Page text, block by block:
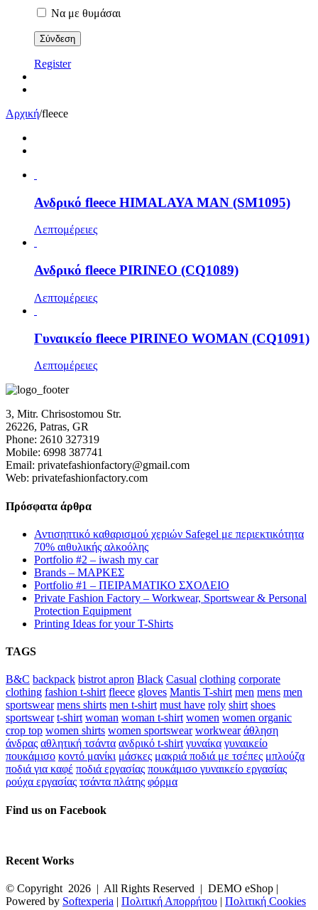
Να με θυμάσαι
Register
Αρχική/fleece
Ανδρικό fleece HIMALAYA MAN (SM1095)
Λεπτομέρειες
Ανδρικό fleece PIRINEO (CQ1089)
Λεπτομέρειες
Γυναικείο fleece PIRINEO WOMAN (CQ1091)
Λεπτομέρειες
3, Mitr. Chrisostomou Str.
26226, Patras, GR
Phone: 2610 327319
Mobile: 6998 387741
Email: privatefashionfactory@gmail.com
Web: privatefashionfactory.com
Πρόσφατα άρθρα
Αντισηπτικό καθαρισμού χεριών Safegel με περιεκτικότητα
70% αιθυλικής αλκοόλης
Portfolio #2 – iwash my car
Brands – ΜΑΡΚΕΣ
Portfolio #1 – ΠΕΙΡΑΜΑΤΙΚΟ ΣΧΟΛΕΙΟ
Private Fashion Factory – Workwear, Sportswear & Personal
Protection Equipment
Printing Ideas for your T-Shirts
TAGS
B&C backpack bistrot apron Black Casual clothing corporate
clothing fashion t-shirt fleece gloves Mantis T-shirt men mens men
sportswear mens shirts men t-shirt must have roly shirt shoes
sportswear t-shirt woman woman t-shirt women women organic
crop top women shirts women sportswear workwear άθληση
άνδρας αθλητική τσάντα ανδρικό t-shirt γυναίκα γυναικείο
πουκάμισο κοντό μανίκι μάσκες μακριά ποδιά με τσέπες μπλούζα
ποδιά για καφέ ποδιά εργασίας πουκάμισο γυναικείο εργασίας
ρούχα εργασίας τσάντα πλάτης φόρμα
Find us on Facebook
Recent Works
© Copyright 2026 | All Rights Reserved | DEMO eShop |
Powered by Softexperia | Πολιτική Απορρήτου | Πολιτική Cookies